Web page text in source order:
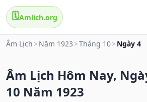
🗓️Amlich.org
Âm Lịch > Năm 1923 >Tháng 10> Ngày 4
Âm Lịch Hôm Nay,
10 Năm 1923